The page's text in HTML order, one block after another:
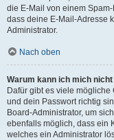
die E-Mail von einem
dass deine E-Mail-Adresse
Administrator.
Nach oben
Warum kann ich mich
Dafür gibt es viele mögliche
und dein Passwort richtig
Board-Administrator, um
ebenfalls möglich, dass ein
welches ein Administrator